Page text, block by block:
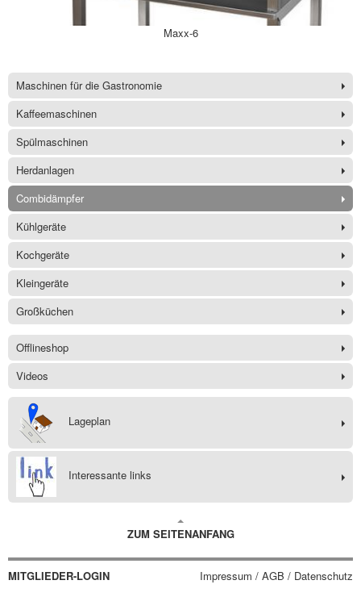
Maxx-6
Maschinen für die Gastronomie
Kaffeemaschinen
Spülmaschinen
Herdanlagen
Combidämpfer
Kühlgeräte
Kochgeräte
Kleingeräte
Großküchen
Offlineshop
Videos
Lageplan
Interessante links
ZUM SEITENANFANG
MITGLIEDER-LOGIN Impressum / AGB / Datenschutz